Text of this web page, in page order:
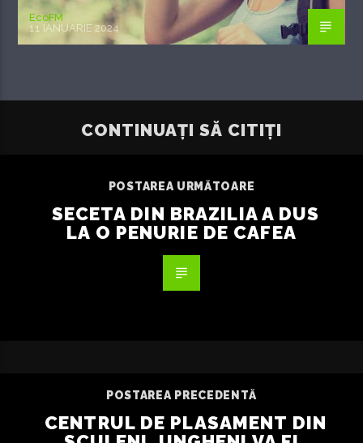
EcoFM
11 IANUARIE 2024
CONTINUAȚI SĂ CITIȚI
POSTAREA URMĂTOARE
SECETA DIN BRAZILIA A DUS
LA O PENURIE DE CAFEA
POSTAREA PRECEDENTĂ
CENTRUL DE PLASAMENT DIN